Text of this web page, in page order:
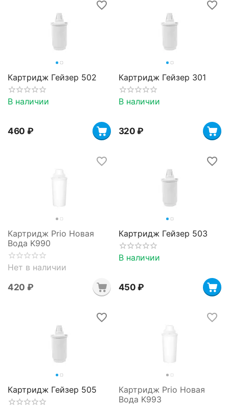
Картридж Гейзер 502
В наличии
‍460‍ ₽
Картридж Гейзер 301
В наличии
‍320‍ ₽
Картридж Prio Новая
Вода K990
Нет в наличии
‍420‍ ₽
Картридж Гейзер 503
В наличии
‍450‍ ₽
Картридж Гейзер 505
Картридж Prio Новая
Вода K993